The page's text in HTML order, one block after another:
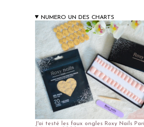
NUMERO UN DES CHARTS
J'ai testé les faux ongles Roxy Nails